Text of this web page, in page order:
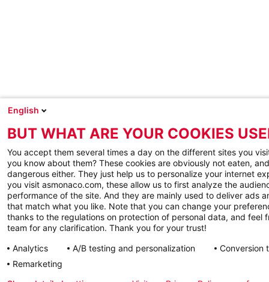
English
BUT WHAT ARE YOUR COOKIES
You accept them several times a day on the different sites you
you know about them? These cookies are obviously not eaten,
dangerous either. They just help us to personalize your internet
you visit asmonaco.com, these allow us to first analyze the
performance of the site. And they are mainly used to deliver ads
that match what you like. Note that you can change your
thanks to the regulations on protection of personal data, and feel
team for any clarification. Thank you for your trust!
Analytics
A/B testing and personalization
Conversion
Remarketing